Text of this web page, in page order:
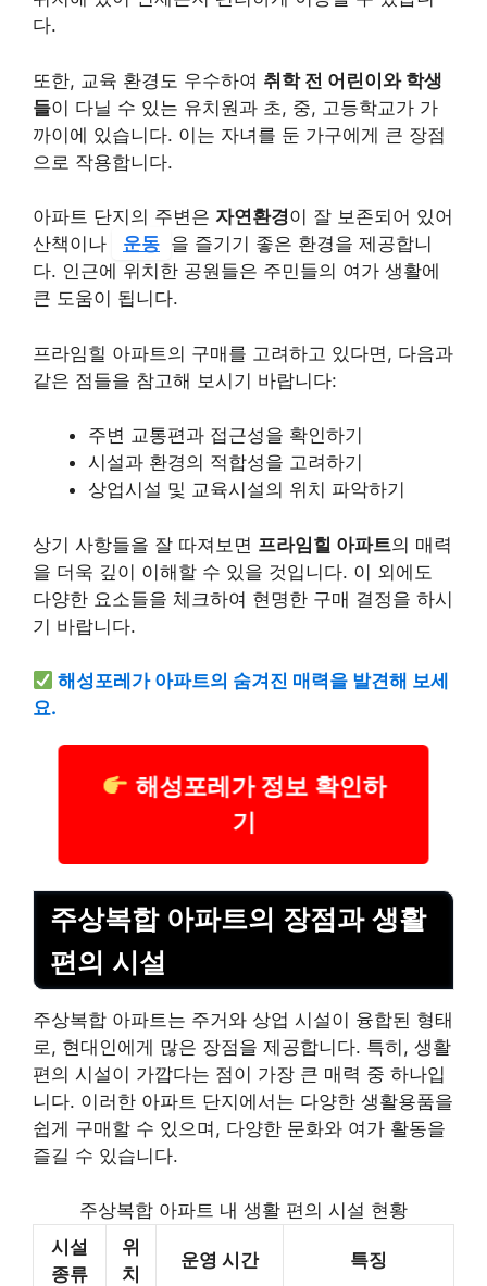
다.
또한, 교육 환경도 우수하여 취학 전 어린이와 학생
들이 다닐 수 있는 유치원과 초, 중, 고등학교가 가
까이에 있습니다. 이는 자녀를 둔 가구에게 큰 장점
으로 작용합니다.
아파트 단지의 주변은 자연환경이 잘 보존되어 있어
산책이나
운동 을 즐기기 좋은 환경을 제공합니
다. 인근에 위치한 공원들은 주민들의 여가 생활에
큰 도움이 됩니다.
프라임힐 아파트의 구매를 고려하고 있다면, 다음과
같은 점들을 참고해 보시기 바랍니다:
주변 교통편과 접근성을 확인하기
시설과 환경의 적합성을 고려하기
상업시설 및 교육시설의 위치 파악하기
상기 사항들을 잘 따져보면 프라임힐 아파트의 매력
을 더욱 깊이 이해할 수 있을 것입니다. 이 외에도
다양한 요소들을 체크하여 현명한 구매 결정을 하시
기 바랍니다.
해성포레가 아파트의 숨겨진 매력을 발견해 보세
요.
해성포레가 정보 확인하
기
주상복합 아파트의 장점과 생활
편의 시설
주상복합 아파트는 주거와 상업 시설이 융합된 형태
로, 현대인에게 많은 장점을 제공합니다. 특히, 생활
편의 시설이 가깝다는 점이 가장 큰 매력 중 하나입
니다. 이러한 아파트 단지에서는 다양한 생활용품을
쉽게 구매할 수 있으며, 다양한 문화와 여가 활동을
즐길 수 있습니다.
주상복합 아파트 내 생활 편의 시설 현황
시설
종류
위
치
운영 시간 특징